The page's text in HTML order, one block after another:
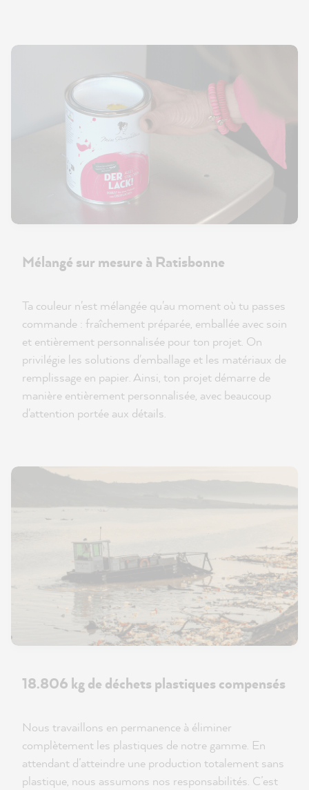
Mélangé sur mesure à Ratisbonne
Ta couleur n'est mélangée qu'au moment où tu passes
commande : fraîchement préparée, emballée avec soin
et entièrement personnalisée pour ton projet. On
privilégie les solutions d'emballage et les matériaux de
remplissage en papier. Ainsi, ton projet démarre de
manière entièrement personnalisée, avec beaucoup
d'attention portée aux détails.
18.806 kg de déchets plastiques compensés
Nous travaillons en permanence à éliminer
complètement les plastiques de notre gamme. En
attendant d’atteindre une production totalement sans
plastique, nous assumons nos responsabilités. C’est